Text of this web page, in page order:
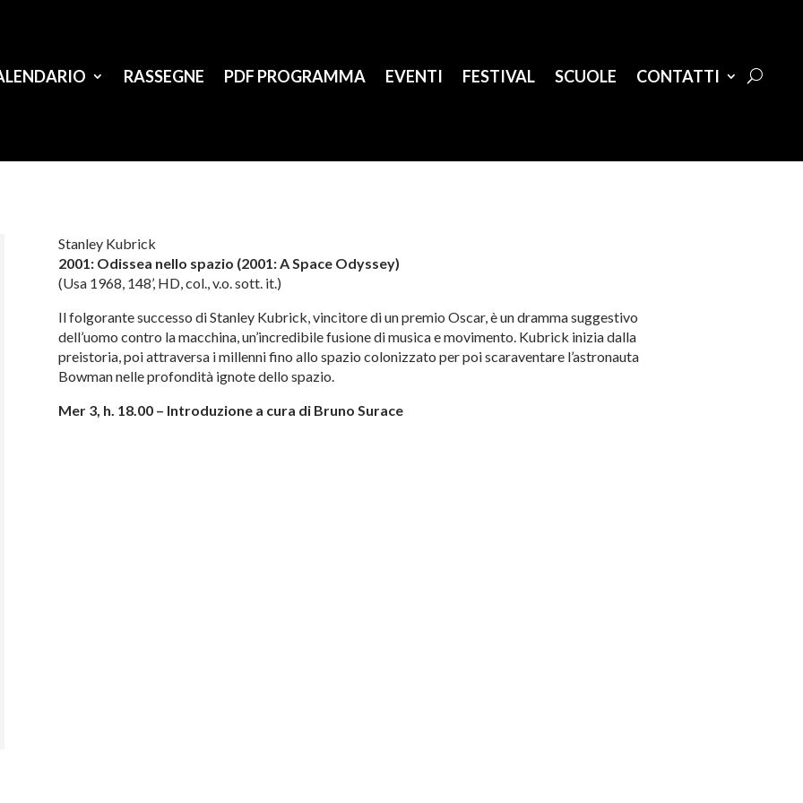
RASSEGNE PDF PROGRAMMA EVENTI FESTIVAL SCUOLE CONTATTI
Stanley Kubrick
2001: Odissea nello spazio (2001: A Space Odyssey)
(Usa 1968, 148’, HD, col., v.o. sott. it.)
Il folgorante successo di Stanley Kubrick, vincitore di un premio Oscar, è un dramma suggestivo
dell’uomo contro la macchina, un’incredibile fusione di musica e movimento. Kubrick inizia dalla
preistoria, poi attraversa i millenni fino allo spazio colonizzato per poi scaraventare l’astronauta
Bowman nelle profondità ignote dello spazio.
Mer 3, h. 18.00 – Introduzione a cura di Bruno Surace